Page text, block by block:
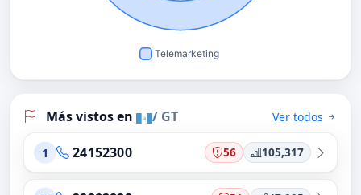
Más vistos en / GT Ver todos
1 24152300 56 105,317